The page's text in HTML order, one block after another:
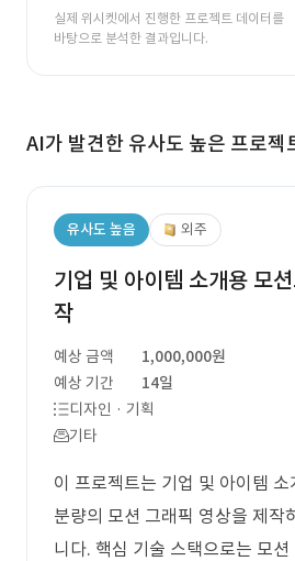
실제 위시켓에서 진행한 프로젝트 데이터를
바탕으로 분석한 결과입니다.
AI가 발견한 유사도 높은 프로젝
유사도 높음 외주
기업 및 아이템 소개용 모
작
예상 금액
1,000,000원
예상 기간
14일
디자인 · 기획
기타
이 프로젝트는 기업 및 아이템
분량의 모션 그래픽 영상을 제작
니다. 핵심 기술 스택으로는 모션